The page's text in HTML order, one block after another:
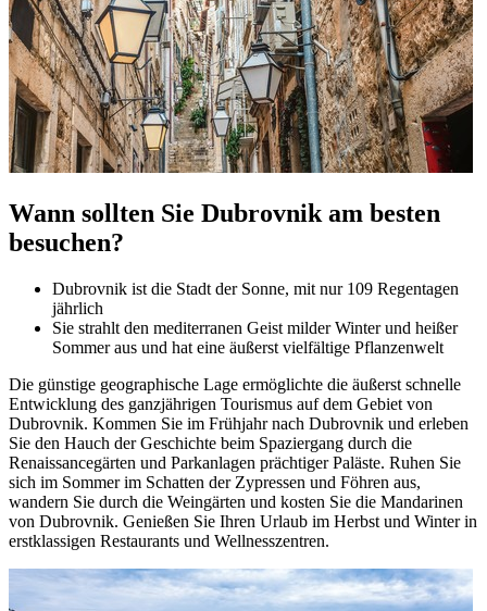
Wann sollten Sie Dubrovnik am besten
besuchen?
Dubrovnik ist die Stadt der Sonne, mit nur 109 Regentagen
jährlich
Sie strahlt den mediterranen Geist milder Winter und heißer
Sommer aus und hat eine äußerst vielfältige Pflanzenwelt
Die günstige geographische Lage ermöglichte die äußerst schnelle
Entwicklung des ganzjährigen Tourismus auf dem Gebiet von
Dubrovnik. Kommen Sie im Frühjahr nach Dubrovnik und erleben
Sie den Hauch der Geschichte beim Spaziergang durch die
Renaissancegärten und Parkanlagen prächtiger Paläste. Ruhen Sie
sich im Sommer im Schatten der Zypressen und Föhren aus,
wandern Sie durch die Weingärten und kosten Sie die Mandarinen
von Dubrovnik. Genießen Sie Ihren Urlaub im Herbst und Winter in
erstklassigen Restaurants und Wellnesszentren.